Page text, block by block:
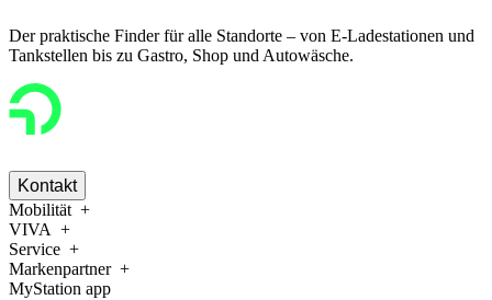
Der praktische Finder für alle Standorte – von E-Ladestationen und
Tankstellen bis zu Gastro, Shop und Autowäsche.
Kontakt
Mobilität
VIVA
Service
Markenpartner
MyStation app